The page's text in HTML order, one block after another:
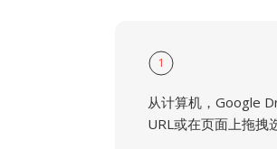
1
从计算机，Google
URL或在页面上拖拽